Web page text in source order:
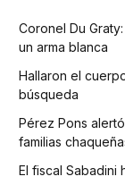
Coronel Du
un arma blanca
Hallaron el
búsqueda
Pérez Pons
familias
El fiscal Sabadini